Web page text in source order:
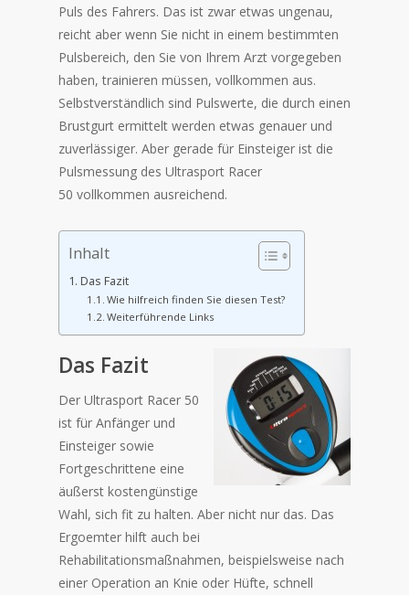
Puls des Fahrers. Das ist zwar etwas ungenau,
reicht aber wenn Sie nicht in einem bestimmten
Pulsbereich, den Sie von Ihrem Arzt vorgegeben
haben, trainieren müssen, vollkommen aus.
Selbstverständlich sind Pulswerte, die durch einen
Brustgurt ermittelt werden etwas genauer und
zuverlässiger. Aber gerade für Einsteiger ist die
Pulsmessung des Ultrasport Racer
50 vollkommen ausreichend.
Inhalt
Das Fazit
Wie hilfreich finden Sie diesen Test?
Weiterführende Links
Das Fazit
Der Ultrasport Racer 50
ist für Anfänger und
Einsteiger sowie
Fortgeschrittene eine
äußerst kostengünstige
Wahl, sich fit zu halten. Aber nicht nur das. Das
Ergoemter hilft auch bei
Rehabilitationsmaßnahmen, beispielsweise nach
einer Operation an Knie oder Hüfte, schnell